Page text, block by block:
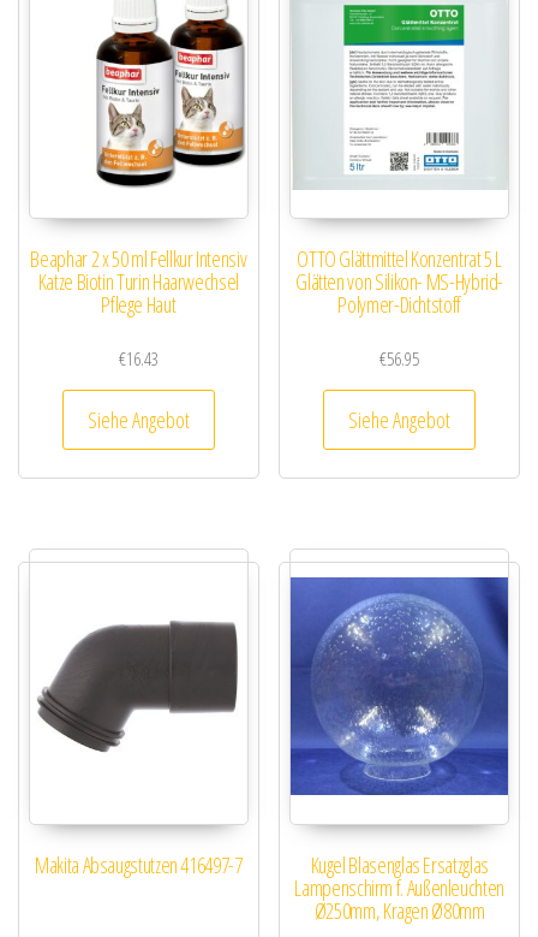
Beaphar 2 x 50 ml Fellkur Intensiv
Katze Biotin Turin Haarwechsel
Pflege Haut
€16.43
Siehe Angebot
OTTO Glättmittel Konzentrat 5 L
Glätten von Silikon- MS-Hybrid-
Polymer-Dichtstoff
€56.95
Siehe Angebot
Makita Absaugstutzen 416497-7 Kugel Blasenglas Ersatzglas
Lampenschirm f. Außenleuchten
Ø250mm, Kragen Ø80mm